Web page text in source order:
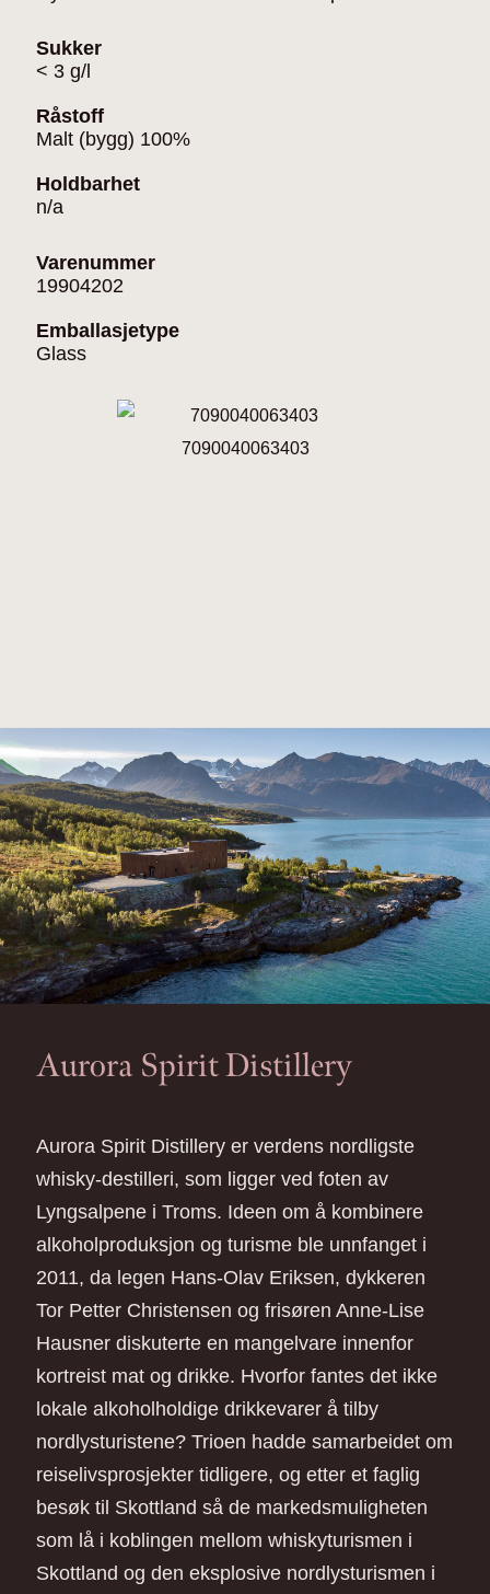
Sukker
< 3 g/l
Råstoff
Malt (bygg) 100%
Holdbarhet
n/a
Varenummer
19904202
Emballasjetype
Glass
7090040063403
Aurora Spirit Distillery
Aurora Spirit Distillery er verdens nordligste
whisky-destilleri, som ligger ved foten av
Lyngsalpene i Troms. Ideen om å kombinere
alkoholproduksjon og turisme ble unnfanget i
2011, da legen Hans-Olav Eriksen, dykkeren
Tor Petter Christensen og frisøren Anne-Lise
Hausner diskuterte en mangelvare innenfor
kortreist mat og drikke. Hvorfor fantes det ikke
lokale alkoholholdige drikkevarer å tilby
nordlysturistene? Trioen hadde samarbeidet om
reiselivsprosjekter tidligere, og etter et faglig
besøk til Skottland så de markedsmuligheten
som lå i koblingen mellom whiskyturismen i
Skottland og den eksplosive nordlysturismen i